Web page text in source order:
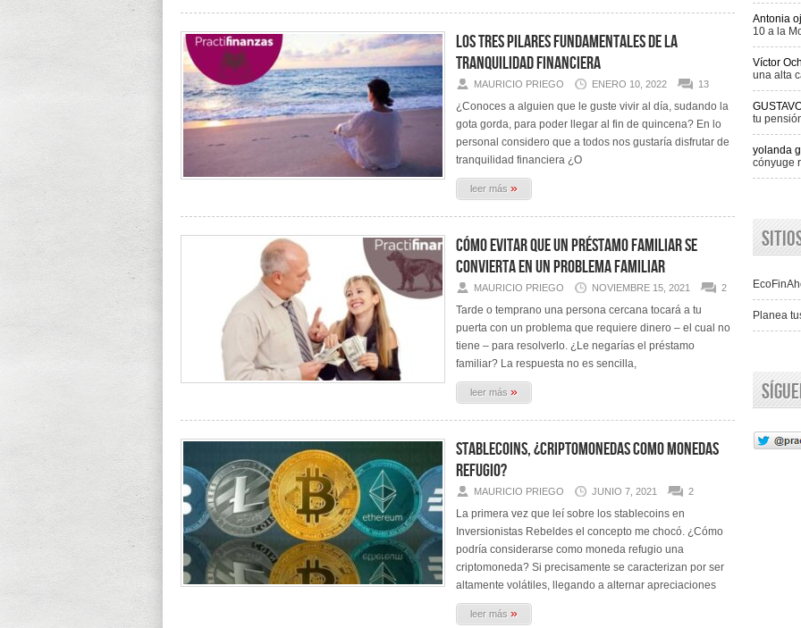
Los tres pilares fundamentales de la
tranquilidad financiera
MAURICIO PRIEGO ENERO 10, 2022 13
¿Conoces a alguien que le guste vivir al día, sudando la
gota gorda, para poder llegar al fin de quincena? En lo
personal considero que a todos nos gustaría disfrutar de
tranquilidad financiera ¿O
leer más »
Cómo evitar que un préstamo familiar se
convierta en un problema familiar
MAURICIO PRIEGO NOVIEMBRE 15, 2021 2
Tarde o temprano una persona cercana tocará a tu
puerta con un problema que requiere dinero – el cual no
tiene – para resolverlo. ¿Le negarías el préstamo
familiar? La respuesta no es sencilla,
leer más »
Stablecoins, ¿Criptomonedas como monedas
refugio?
MAURICIO PRIEGO JUNIO 7, 2021 2
La primera vez que leí sobre los stablecoins en
Inversionistas Rebeldes el concepto me chocó. ¿Cómo
podría considerarse como moneda refugio una
criptomoneda? Si precisamente se caracterizan por ser
altamente volátiles, llegando a alternar apreciaciones
leer más »
Antonia
10 a la
Víctor
una alta
tu
yolanda
cónyuge
Planea